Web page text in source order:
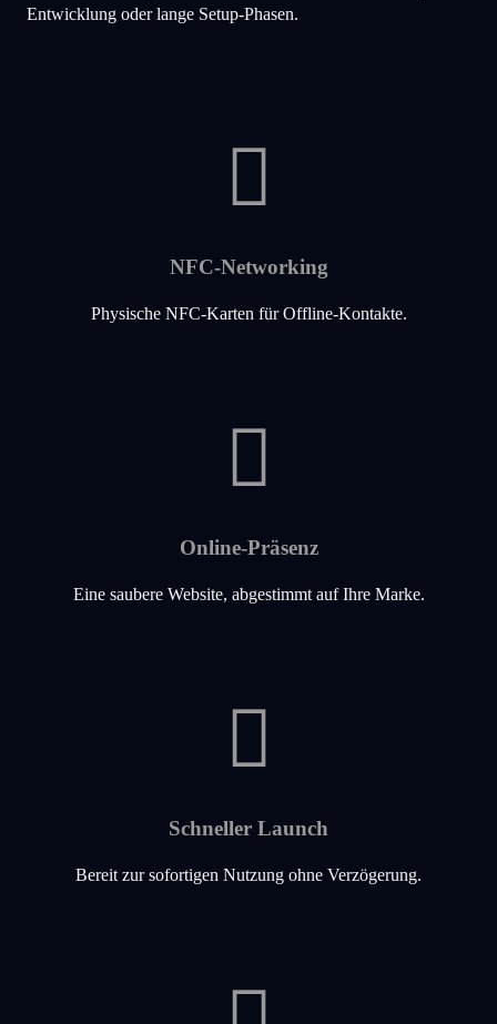
Entwicklung oder lange Setup-Phasen.
NFC-Networking
Physische NFC-Karten für Offline-Kontakte.
Online-Präsenz
Eine saubere Website, abgestimmt auf Ihre Marke.
Schneller Launch
Bereit zur sofortigen Nutzung ohne Verzögerung.